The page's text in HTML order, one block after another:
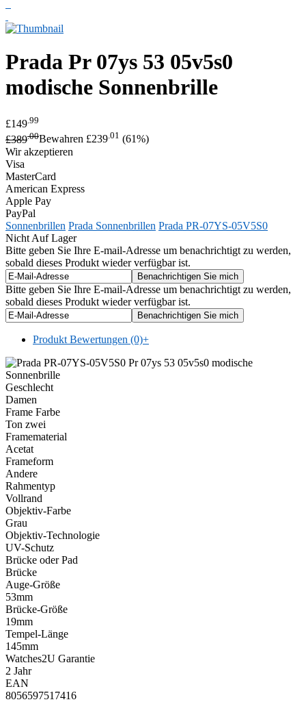
Prada Pr 07ys 53 05v5s0
modische Sonnenbrille
£149 .99
£389.00Bewahren £239.01 (61%)
Wir akzeptieren
Visa
MasterCard
American Express
Apple Pay
PayPal
Sonnenbrillen Prada Sonnenbrillen Prada PR-07YS-05V5S0
Nicht Auf Lager
Bitte geben Sie Ihre E-mail-Adresse um benachrichtigt zu werden,
sobald dieses Produkt wieder verfügbar ist.
Bitte geben Sie Ihre E-mail-Adresse um benachrichtigt zu werden,
sobald dieses Produkt wieder verfügbar ist.
Produkt Bewertungen (0)+
Geschlecht
Damen
Frame Farbe
Ton zwei
Framematerial
Acetat
Frameform
Andere
Rahmentyp
Vollrand
Objektiv-Farbe
Grau
Objektiv-Technologie
UV-Schutz
Brücke oder Pad
Brücke
Auge-Größe
53mm
Brücke-Größe
19mm
Tempel-Länge
145mm
Watches2U Garantie
2 Jahr
EAN
8056597517416